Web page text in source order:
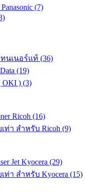
(7)
นเนอร์แท้ (36)
(19)
) (3)
Ricoh (16)
ท่า สำหรับ Ricoh (9)
Jet Kyocera (29)
า สำหรับ Kyocera (15)